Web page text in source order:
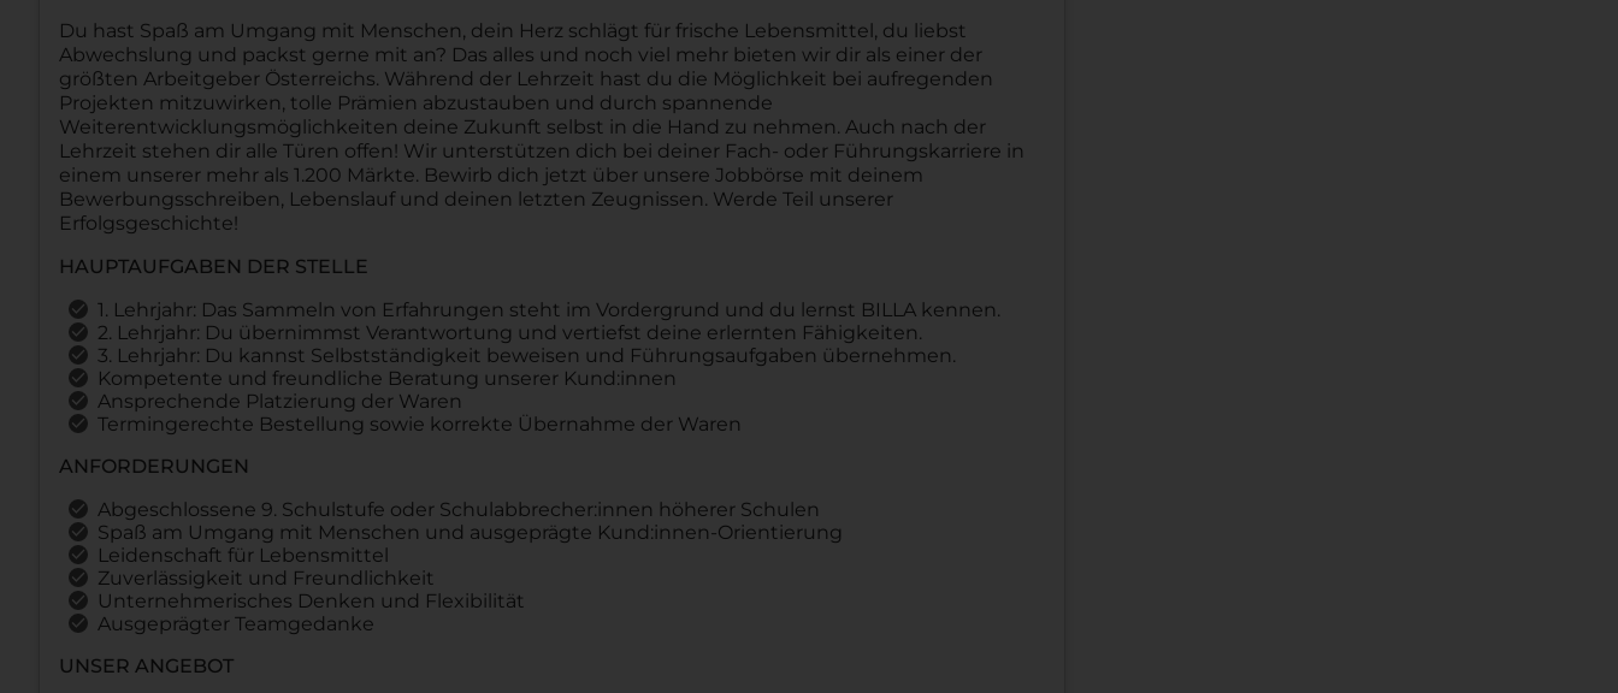
Du hast Spaß am Umgang mit Menschen, dein Herz schlägt für frische Lebensmittel, du liebst
Abwechslung und packst gerne mit an? Das alles und noch viel mehr bieten wir dir als einer der
größten Arbeitgeber Österreichs. Während der Lehrzeit hast du die Möglichkeit bei aufregenden
Projekten mitzuwirken, tolle Prämien abzustauben und durch spannende
Weiterentwicklungsmöglichkeiten deine Zukunft selbst in die Hand zu nehmen. Auch nach der
Lehrzeit stehen dir alle Türen offen! Wir unterstützen dich bei deiner Fach- oder Führungskarriere in
einem unserer mehr als 1.200 Märkte. Bewirb dich jetzt über unsere Jobbörse mit deinem
Bewerbungsschreiben, Lebenslauf und deinen letzten Zeugnissen. Werde Teil unserer
Erfolgsgeschichte!
HAUPTAUFGABEN DER STELLE
1. Lehrjahr: Das Sammeln von Erfahrungen steht im Vordergrund und du lernst BILLA kennen.
2. Lehrjahr: Du übernimmst Verantwortung und vertiefst deine erlernten Fähigkeiten.
3. Lehrjahr: Du kannst Selbstständigkeit beweisen und Führungsaufgaben übernehmen.
Kompetente und freundliche Beratung unserer Kund:innen
Ansprechende Platzierung der Waren
Termingerechte Bestellung sowie korrekte Übernahme der Waren
ANFORDERUNGEN
Abgeschlossene 9. Schulstufe oder Schulabbrecher:innen höherer Schulen
Spaß am Umgang mit Menschen und ausgeprägte Kund:innen-Orientierung
Leidenschaft für Lebensmittel
Zuverlässigkeit und Freundlichkeit
Unternehmerisches Denken und Flexibilität
Ausgeprägter Teamgedanke
UNSER ANGEBOT